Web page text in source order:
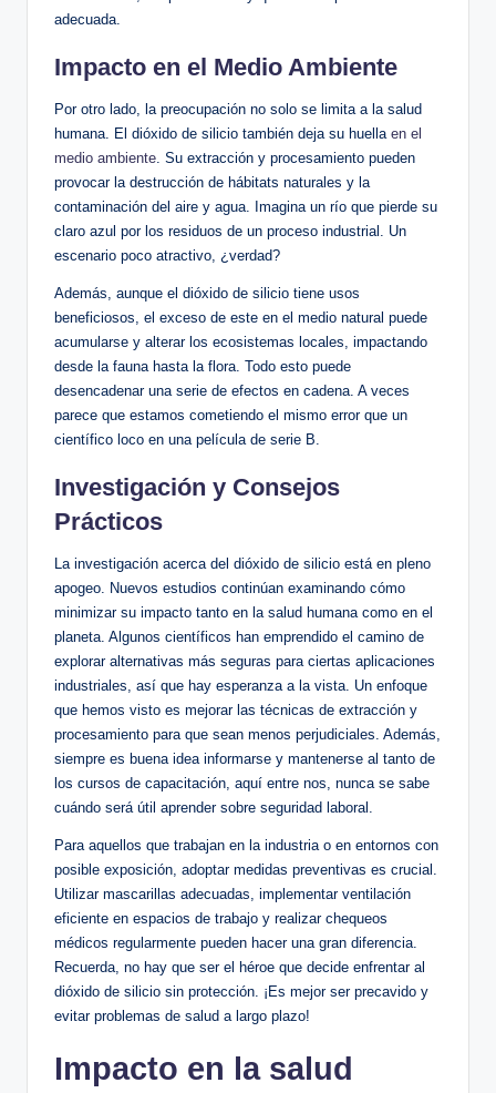
adecuada.
Impacto en el Medio ⁢Ambiente
Por⁤ otro lado, la​ preocupación no solo​ se limita a la salud
humana. El⁤ dióxido de silicio también deja​ su huella en el
medio ambiente. Su extracción y procesamiento pueden
provocar la destrucción ⁢de hábitats naturales ‌y la
‌contaminación del aire y agua. ⁣Imagina un río que pierde su
claro⁤ azul por los residuos de un proceso industrial. Un
escenario poco ⁢atractivo, ¿verdad?
Además, aunque ⁣el dióxido de silicio tiene usos
beneficiosos, el exceso de este en el medio⁢ natural ⁤puede
acumularse ⁢y alterar los ecosistemas locales,​ impactando
desde la fauna⁤ hasta la flora. Todo esto puede
desencadenar una serie de efectos en cadena. A veces
parece que estamos cometiendo el mismo error que un
científico loco‍ en una película de ‌serie B.
Investigación y Consejos
Prácticos
La investigación acerca ⁤del‍ dióxido de silicio está en pleno
apogeo. Nuevos ‍estudios ⁣continúan examinando cómo
minimizar su impacto tanto en la salud humana como en el
planeta. Algunos científicos han⁢ emprendido‍ el camino de
explorar alternativas más seguras ⁣para ciertas aplicaciones‌
industriales, así⁤ que hay esperanza a la vista. Un enfoque⁢
que hemos visto es ⁣mejorar las técnicas‌ de extracción y
⁢procesamiento para que sean menos⁣ perjudiciales. Además,
siempre es​ buena idea informarse ⁤y ​mantenerse ‌al tanto de
los cursos de capacitación, aquí⁣ entre nos, nunca se‌ sabe
cuándo será⁢ útil aprender sobre seguridad laboral.
Para aquellos que trabajan ⁣en la industria o en entornos con
posible exposición, ​adoptar medidas preventivas es crucial.
Utilizar mascarillas adecuadas, implementar ventilación
eficiente en espacios de trabajo y realizar chequeos
médicos regularmente pueden ⁤hacer una gran ‌diferencia.
Recuerda, no hay que⁣ ser el héroe que decide enfrentar​ al
dióxido de silicio sin protección. ¡Es mejor ⁢ser precavido y
⁢evitar problemas de salud a largo plazo!
Impacto en la salud